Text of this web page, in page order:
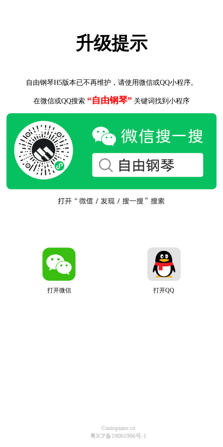
升级提示
自由钢琴H5版本已不再维护，请使用微信或QQ小程序。
在微信或QQ搜索 “自由钢琴” 关键词找到小程序
打开微信 打开QQ
©autopiano.cn
粤ICP备19061906号-1